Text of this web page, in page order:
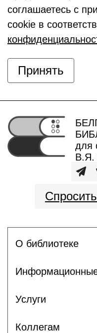
соглашаетесь с
cookie в
Принять
для
О библиотеке
Услуги
Коллегам